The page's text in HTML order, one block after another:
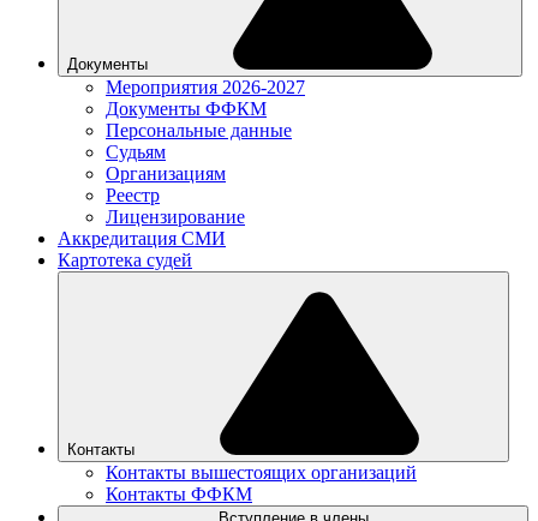
Документы
Мероприятия 2026-2027
Документы ФФКМ
Персональные данные
Судьям
Организациям
Реестр
Лицензирование
Аккредитация СМИ
Картотека судей
Контакты
Контакты вышестоящих организаций
Контакты ФФКМ